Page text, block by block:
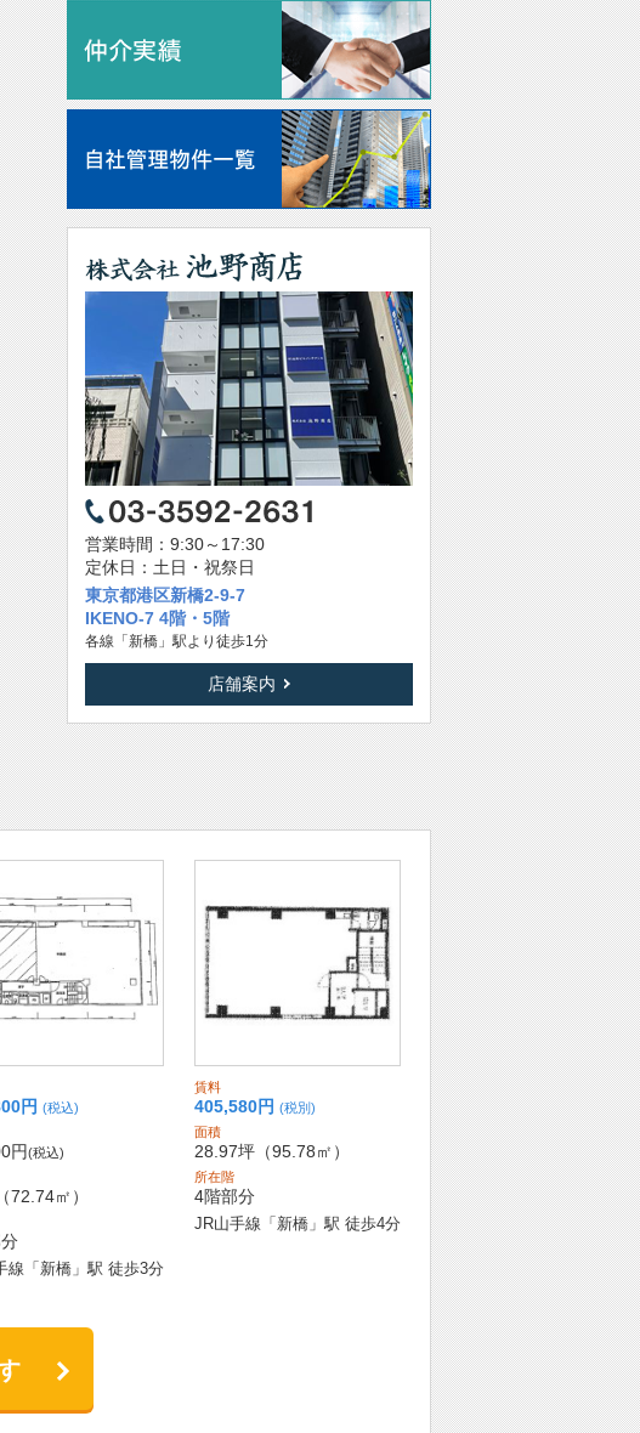
営業時間：9:30～17:30
定休日：土日・祝祭日
東京都港区新橋2-9-7
IKENO-7 4階・5階
各線「新橋」駅より徒歩1分
店舗案内
円 (税込)
円(税込)
（72.74㎡）
線「新橋」駅 徒歩3分
賃料
405,580円 (税別)
面積
28.97坪 （95.78㎡）
所在階
4階部分
JR山手線「新橋」駅 徒歩4分